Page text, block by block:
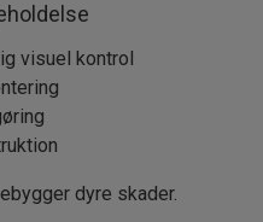
visuel kontrol
dyre skader.